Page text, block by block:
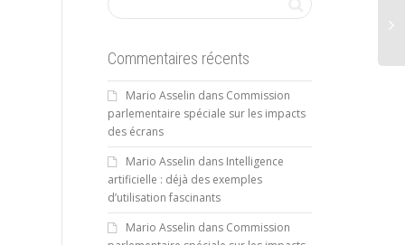
Commentaires récents
Mario Asselin dans Commission
parlementaire spéciale sur les impacts
des écrans
Mario Asselin dans Intelligence
artificielle : déjà des exemples
d’utilisation fascinants
Mario Asselin dans Commission